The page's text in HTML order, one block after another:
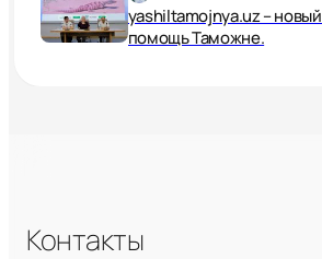
yashiltamojnya.uz –
помощь Таможне.
Контакты